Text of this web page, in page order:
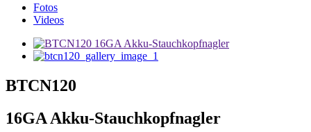
Fotos
Videos
BTCN120
16GA Akku-Stauchkopfnagler